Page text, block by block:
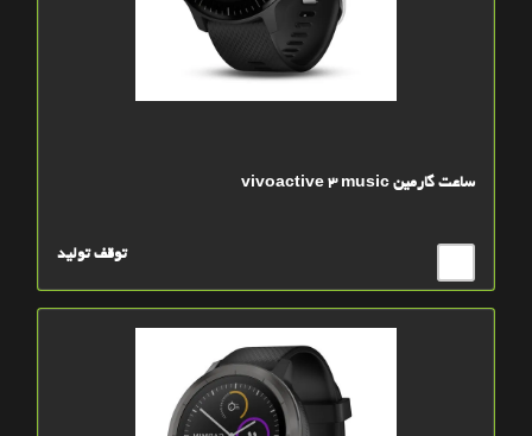
ساعت گارمين vivoactive 3 music
توقف تولید